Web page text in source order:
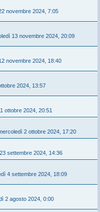
novembre 2024, 7:05
13 novembre 2024, 20:09
novembre 2024, 18:40
2024, 13:57
ottobre 2024, 20:51
2 ottobre 2024, 17:20
settembre 2024, 14:36
4 settembre 2024, 18:09
2 agosto 2024, 0:00